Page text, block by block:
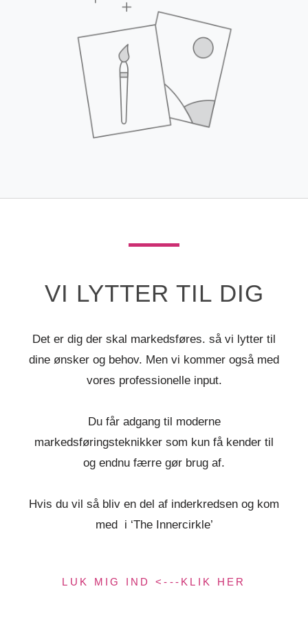
VI LYTTER TIL DIG
Det er dig der skal markedsføres. så vi lytter til
dine ønsker og behov. Men vi kommer også med
vores professionelle input.
Du får adgang til moderne
markedsføringsteknikker som kun få kender til
og endnu færre gør brug af.
Hvis du vil så bliv en del af inderkredsen og kom
med i ‘The Innercirkle’
LUK MIG IND <---KLIK HER